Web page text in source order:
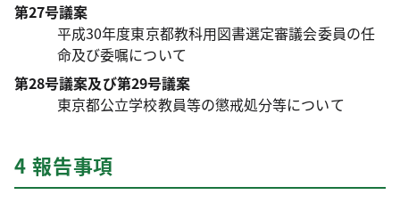
第27号議案
平成30年度東京都教科用図書選定審議会委員の任
命及び委嘱について
第28号議案及び第29号議案
東京都公立学校教員等の懲戒処分等について
4 報告事項